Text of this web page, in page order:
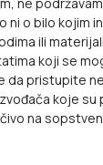
ni o bilo kojim
ili
koji se
da pristupite
koje su
na